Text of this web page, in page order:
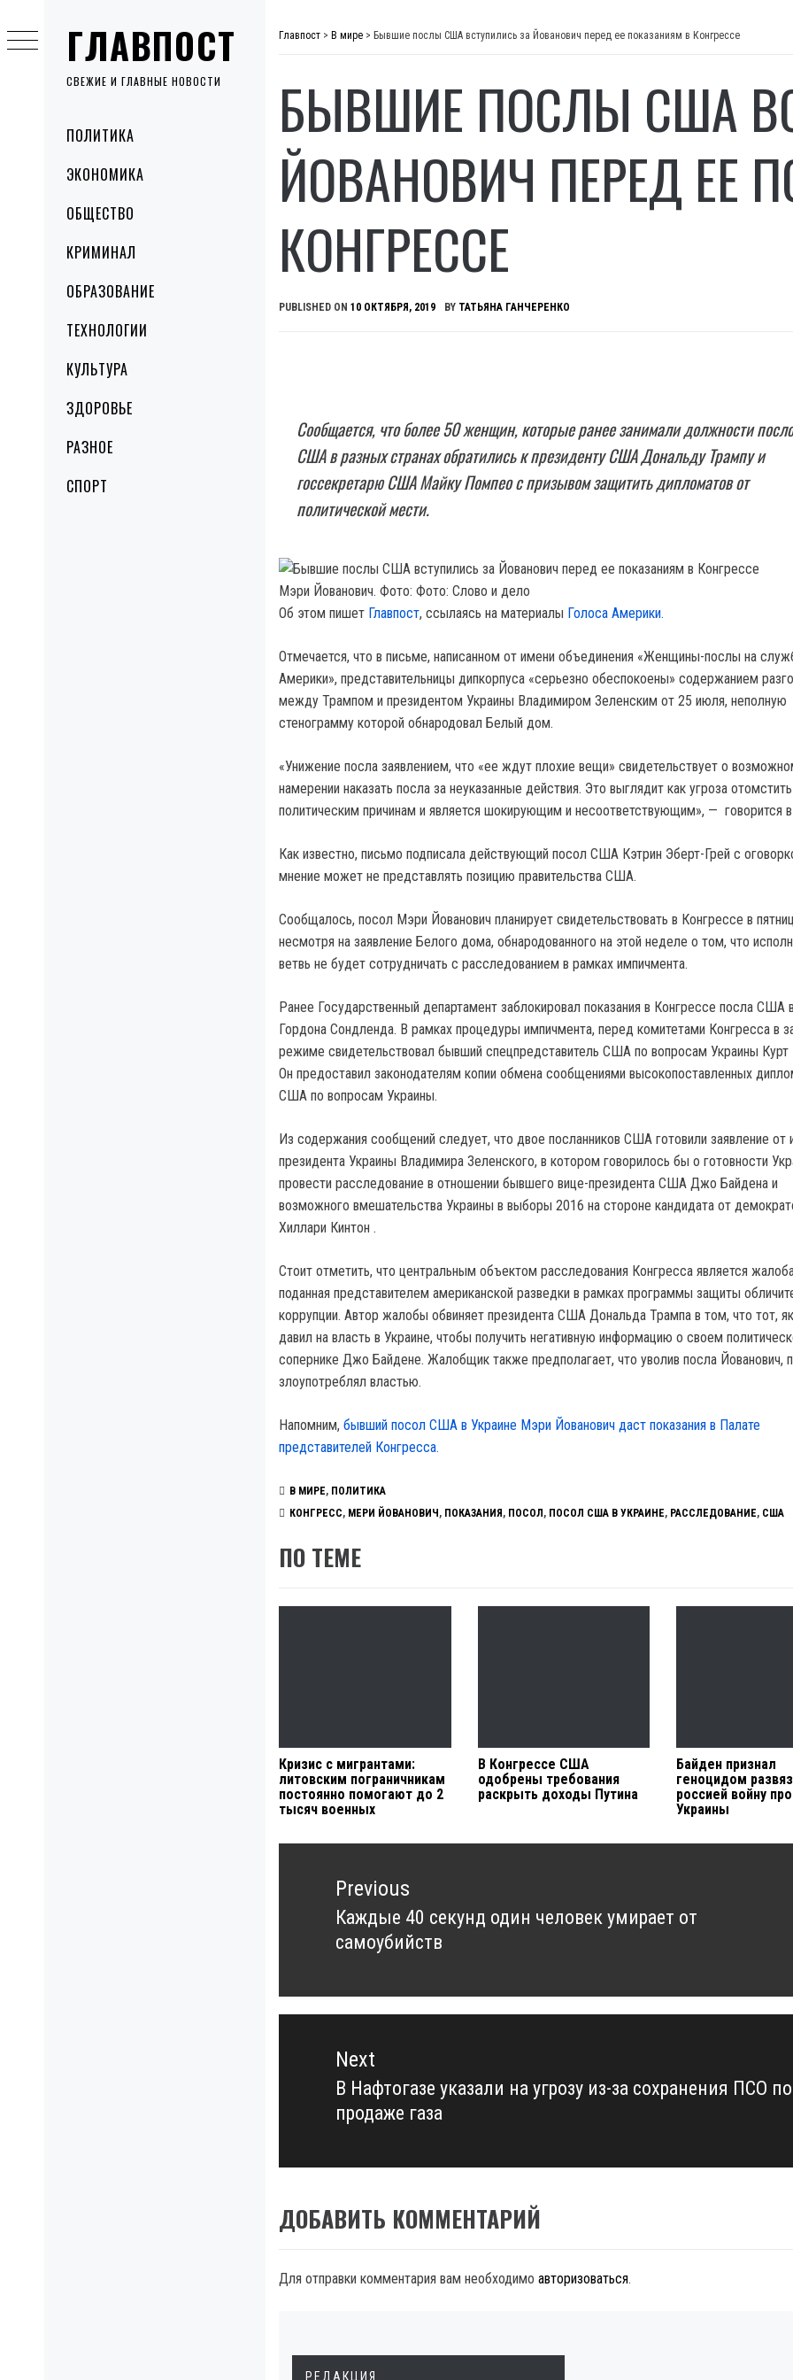
ГЛАВПОСТ
СВЕЖИЕ И ГЛАВНЫЕ НОВОСТИ
MenuПОЛИТИКА
ЭКОНОМИКА
ОБЩЕСТВО
КРИМИНАЛ
ОБРАЗОВАНИЕ
ТЕХНОЛОГИИ
КУЛЬТУРА
ЗДОРОВЬЕ
РАЗНОЕ
СПОРТ
to
content
Главпост > В мире > Бывшие послы США вступились за Йованович перед ее показаниям в Конгрессе
БЫВШИЕ ПОСЛЫ США
ЙОВАНОВИЧ ПЕРЕД ЕЕ
КОНГРЕССЕ
PUBLISHED ON 10 ОКТЯБРЯ, 2019 BY ТАТЬЯНА ГАНЧЕРЕНКО
Сообщается, что более 50 женщин, которые ранее занимали должности
США в разных странах обратились к президенту США Дональду Трампу и
госсекретарю США Майку Помпео с призывом защитить дипломатов от
политической мести.
Мэри Йованович. Фото: Фото: Слово и дело
Об этом пишет Главпост, ссылаясь на материалы Голоса Америки.
Отмечается, что в письме, написанном от имени объединения «Женщины-послы на
Америки», представительницы дипкорпуса «серьезно обеспокоены» содержанием
между Трампом и президентом Украины Владимиром Зеленским от 25 июля, неполную
стенограмму которой обнародовал Белый дом.
«Унижение посла заявлением, что «ее ждут плохие вещи» свидетельствует о
намерении наказать посла за неуказанные действия. Это выглядит как угроза
политическим причинам и является шокирующим и несоответствующим», — говорится
Как известно, письмо подписала действующий посол США Кэтрин Эберт-Грей с
мнение может не представлять позицию правительства США.
Сообщалось, посол Мэри Йованович планирует свидетельствовать в Конгрессе в
несмотря на заявление Белого дома, обнародованного на этой неделе о том, что
ветвь не будет сотрудничать с расследованием в рамках импичмента.
Ранее Государственный департамент заблокировал показания в Конгрессе посла США
Гордона Сондленда. В рамках процедуры импичмента, перед комитетами Конгресса в
режиме свидетельствовал бывший спецпредставитель США по вопросам Украины Курт
Он предоставил законодателям копии обмена сообщениями высокопоставленных
США по вопросам Украины.
Из содержания сообщений следует, что двое посланников США готовили заявление от
президента Украины Владимира Зеленского, в котором говорилось бы о готовности
провести расследование в отношении бывшего вице-президента США Джо Байдена и
возможного вмешательства Украины в выборы 2016 на стороне кандидата от
Хиллари Кинтон .
Стоит отметить, что центральным объектом расследования Конгресса является
поданная представителем американской разведки в рамках программы защиты
коррупции. Автор жалобы обвиняет президента США Дональда Трампа в том, что тот,
давил на власть в Украине, чтобы получить негативную информацию о своем
сопернике Джо Байдене. Жалобщик также предполагает, что уволив посла Йованович,
злоупотреблял властью.
Напомним, бывший посол США в Украине Мэри Йованович даст показания в Палате
представителей Конгресса.
В МИРЕ, ПОЛИТИКА
КОНГРЕСС, МЕРИ ЙОВАНОВИЧ , ПОКАЗАНИЯ , ПОСОЛ , ПОСОЛ США В УКРАИНЕ, РАССЛЕДОВАНИЕ, США
ПО ТЕМЕ
Кризис с мигрантами:
литовским пограничникам
постоянно помогают до 2
тысяч военных
В Конгрессе США
одобрены требования
раскрыть доходы Путина
Байден признал
геноцидом
россией войну
Украины
Навигация
записямPrevious
Previous
post:
Каждые 40 секунд один человек умирает от
самоубийств
Next
Next
post:
В Нафтогазе указали на угрозу из-за сохранения ПСО по
продаже газа
ДОБАВИТЬ КОММЕНТАРИЙ
Для отправки комментария вам необходимо авторизоваться.
РЕДАКЦИЯ